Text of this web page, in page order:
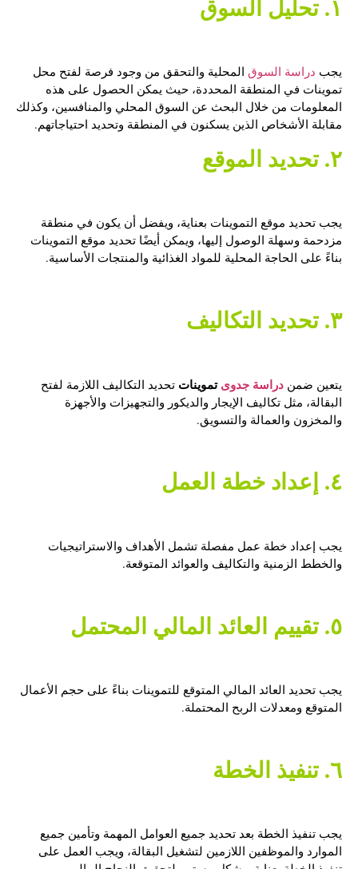
يجبدراسة السوقالمحلية والتحقق من وجود فرصة لفتح محل
تموينات في المنطقة المحددة، حيث يمكن الحصول على هذه
المعلومات من خلال البحث عن السوق المحلي والمنافسين، وكذلك
مقابلة الأشخاص الذين يسكنون في المنطقة وتحديد احتياجاتهم.
يجب تحديد موقع التموينات بعناية، ويفضل أن يكون في منطقة
مزدحمة وسهلة الوصول إليها، ويمكن أيضًا تحديد موقع التموينات
بناءً على الحاجة المحلية للمواد الغذائية والمنتجات الأساسية.
يتعين ضمندراسة جدوىتمويناتتحديد التكاليف اللازمة لفتح
البقالة، مثل تكاليف الإيجار والديكور والتجهيزات والأجهزة
والمخزون والعمالة والتسويق.
يجب إعداد خطة عمل مفصلة تشمل الأهداف والاستراتيجيات
والخطط الزمنية والتكاليف والعوائد المتوقعة.
يجب تحديد العائد المالي المتوقع للتموينات بناءً على حجم الأعمال
المتوقع ومعدلات الربح المحتملة.
يجب تنفيذ الخطة بعد تحديد جميع العوامل المهمة وتأمين جميع
الموارد والموظفين اللازمين لتشغيل البقالة، ويجب العمل على